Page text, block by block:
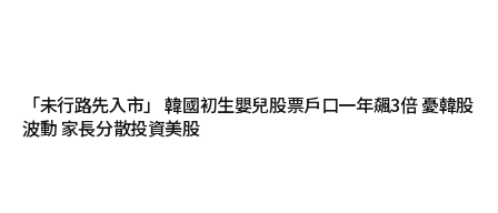
「未行路先入市」 韓國初生嬰兒股票戶口一年飆3倍 憂韓股
波動 家長分散投資美股